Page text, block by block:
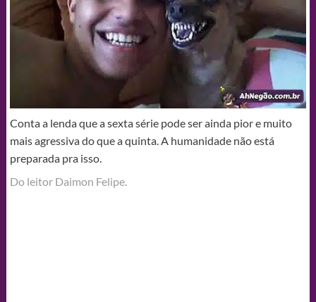
Conta a lenda que a sexta série pode ser ainda pior e muito
mais agressiva do que a quinta. A humanidade não está
preparada pra isso.
Do leitor Daimon Felipe.